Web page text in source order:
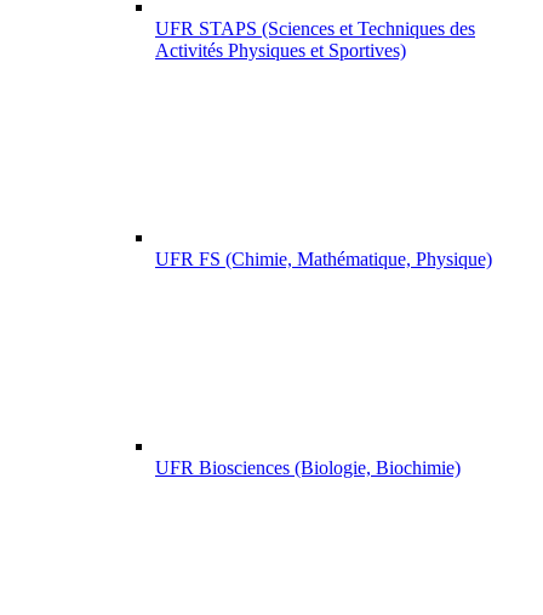
UFR STAPS (Sciences et Techniques des
Activités Physiques et Sportives)
UFR FS (Chimie, Mathématique, Physique)
UFR Biosciences (Biologie, Biochimie)